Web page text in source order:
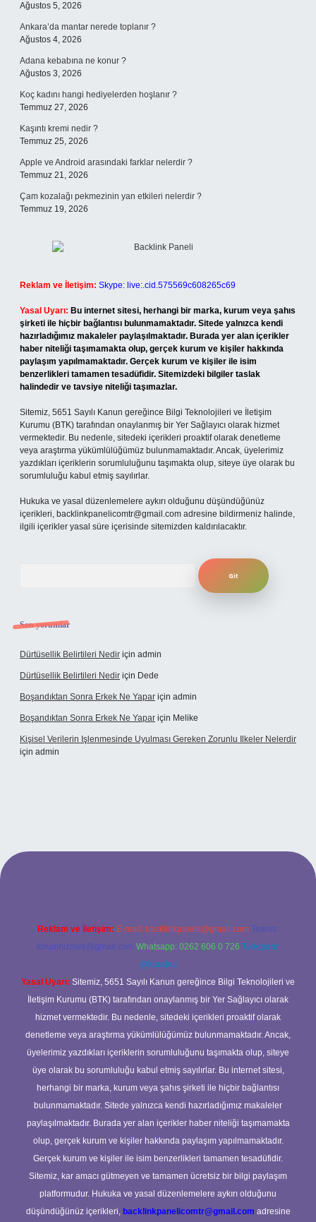
Ağustos 5, 2026
Ankara’da mantar nerede toplanır ?
Ağustos 4, 2026
Adana kebabına ne konur ?
Ağustos 3, 2026
Koç kadını hangi hediyelerden hoşlanır ?
Temmuz 27, 2026
Kaşıntı kremi nedir ?
Temmuz 25, 2026
Apple ve Android arasındaki farklar nelerdir ?
Temmuz 21, 2026
Çam kozalağı pekmezinin yan etkileri nelerdir ?
Temmuz 19, 2026
Reklam ve İletişim: Skype: live:.cid.575569c608265c69
Yasal Uyarı: Bu internet sitesi, herhangi bir marka, kurum veya şahıs
şirketi ile hiçbir bağlantısı bulunmamaktadır. Sitede yalnızca kendi
hazırladığımız makaleler paylaşılmaktadır. Burada yer alan içerikler
haber niteliği taşımamakta olup, gerçek kurum ve kişiler hakkında
paylaşım yapılmamaktadır. Gerçek kurum ve kişiler ile isim
benzerlikleri tamamen tesadüfidir. Sitemizdeki bilgiler taslak
halindedir ve tavsiye niteliği taşımazlar.
Sitemiz, 5651 Sayılı Kanun gereğince Bilgi Teknolojileri ve İletişim
Kurumu (BTK) tarafından onaylanmış bir Yer Sağlayıcı olarak hizmet
vermektedir. Bu nedenle, sitedeki içerikleri proaktif olarak denetleme
veya araştırma yükümlülüğümüz bulunmamaktadır. Ancak, üyelerimiz
yazdıkları içeriklerin sorumluluğunu taşımakta olup, siteye üye olarak bu
sorumluluğu kabul etmiş sayılırlar.
Hukuka ve yasal düzenlemelere aykırı olduğunu düşündüğünüz
içerikleri, backlinkpanelicomtr@gmail.com adresine bildirmeniz halinde,
ilgili içerikler yasal süre içerisinde sitemizden kaldırılacaktır.
Son yorumlar
Dürtüsellik Belirtileri Nedir için admin
Dürtüsellik Belirtileri Nedir için Dede
Boşandıktan Sonra Erkek Ne Yapar için admin
Boşandıktan Sonra Erkek Ne Yapar için Melike
Kişisel Verilerin Işlenmesinde Uyulması Gereken Zorunlu Ilkeler Nelerdir
için admin
Reklam ve İletişim: E-mail: backlinkpaneli@gmail.com Teams:
forumhizmeti@gmail.com Whatsapp: 0262 606 0 726 Telegram:
@karabul
Yasal Uyarı: Sitemiz, 5651 Sayılı Kanun gereğince Bilgi Teknolojileri ve
İletişim Kurumu (BTK) tarafından onaylanmış bir Yer Sağlayıcı olarak
hizmet vermektedir. Bu nedenle, sitedeki içerikleri proaktif olarak
denetleme veya araştırma yükümlülüğümüz bulunmamaktadır. Ancak,
üyelerimiz yazdıkları içeriklerin sorumluluğunu taşımakta olup, siteye
üye olarak bu sorumluluğu kabul etmiş sayılırlar. Bu internet sitesi,
herhangi bir marka, kurum veya şahıs şirketi ile hiçbir bağlantısı
bulunmamaktadır. Sitede yalnızca kendi hazırladığımız makaleler
paylaşılmaktadır. Burada yer alan içerikler haber niteliği taşımamakta
olup, gerçek kurum ve kişiler hakkında paylaşım yapılmamaktadır.
Gerçek kurum ve kişiler ile isim benzerlikleri tamamen tesadüfidir.
Sitemiz, kar amacı gütmeyen ve tamamen ücretsiz bir bilgi paylaşım
platformudur. Hukuka ve yasal düzenlemelere aykırı olduğunu
düşündüğünüz içerikleri, backlinkpanelicomtr@gmail.com adresine